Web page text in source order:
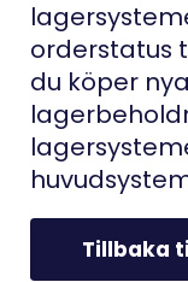
orderstatus
du köper
Tillbaka